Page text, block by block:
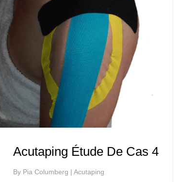
Acutaping Étude De Cas 4
By Pia Columberg | Acutaping